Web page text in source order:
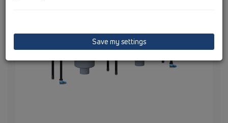
Save my settings